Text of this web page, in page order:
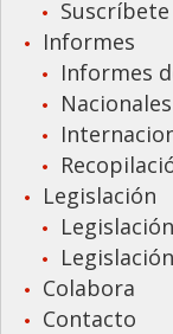
Informes
Informes
Nacionales
Legislación
Colabora
Contacto